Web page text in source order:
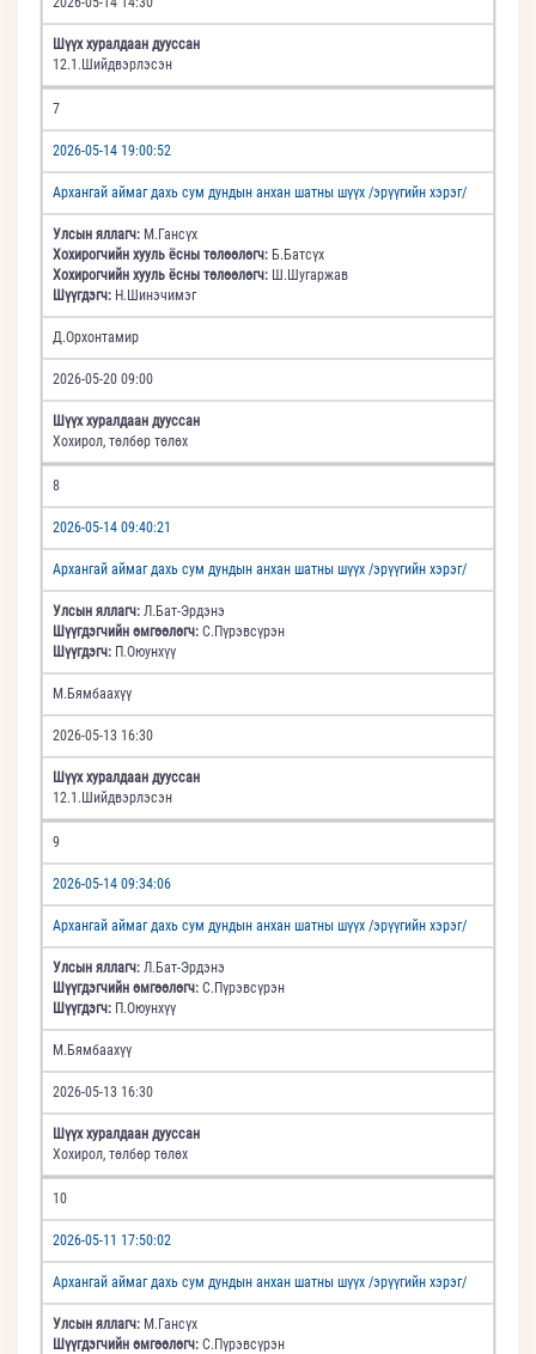
Шүүх хуралдаан дууссан
12.1.Шийдвэрлэсэн
7
2026-05-14 19:00:52
Архангай аймаг дахь сум дундын анхан шатны шүүх /эрүүгийн хэрэг/
Улсын яллагч: М.Гансүх
Хохирогчийн хууль ёсны төлөөлөгч: Б.Батсүх
Хохирогчийн хууль ёсны төлөөлөгч: Ш.Шугаржав
Шүүгдэгч: Н.Шинэчимэг
Д.Орхонтамир
2026-05-20 09:00
Шүүх хуралдаан дууссан
Хохирол, төлбөр төлөх
8
2026-05-14 09:40:21
Архангай аймаг дахь сум дундын анхан шатны шүүх /эрүүгийн хэрэг/
Улсын яллагч: Л.Бат-Эрдэнэ
Шүүгдэгчийн өмгөөлөгч: С.Пүрэвсүрэн
Шүүгдэгч: П.Оюунхүү
М.Бямбаахүү
2026-05-13 16:30
Шүүх хуралдаан дууссан
12.1.Шийдвэрлэсэн
9
2026-05-14 09:34:06
Архангай аймаг дахь сум дундын анхан шатны шүүх /эрүүгийн хэрэг/
Улсын яллагч: Л.Бат-Эрдэнэ
Шүүгдэгчийн өмгөөлөгч: С.Пүрэвсүрэн
Шүүгдэгч: П.Оюунхүү
М.Бямбаахүү
2026-05-13 16:30
Шүүх хуралдаан дууссан
Хохирол, төлбөр төлөх
10
2026-05-11 17:50:02
Архангай аймаг дахь сум дундын анхан шатны шүүх /эрүүгийн хэрэг/
Улсын яллагч: М.Гансүх
Шүүгдэгчийн өмгөөлөгч: С.Пүрэвсүрэн